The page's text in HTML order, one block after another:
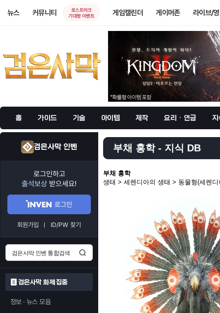
뉴스 커뮤니티
로스트아크
기대평 이벤트
게임캘린더 게이머존 라이브/
홈 가이드 기술 아이템 제작 요리 · 연금 지
검은사막 인벤
로그인하고
출석보상 받으세요!
로그인
회원가입 ID/PW 찾기
검은사막 화제 집중
정보 · 뉴스 모음
부채 홍학 - 지식 DB
부채 홍학
생태 > 세렌디아의 생태 > 동물형(세렌디